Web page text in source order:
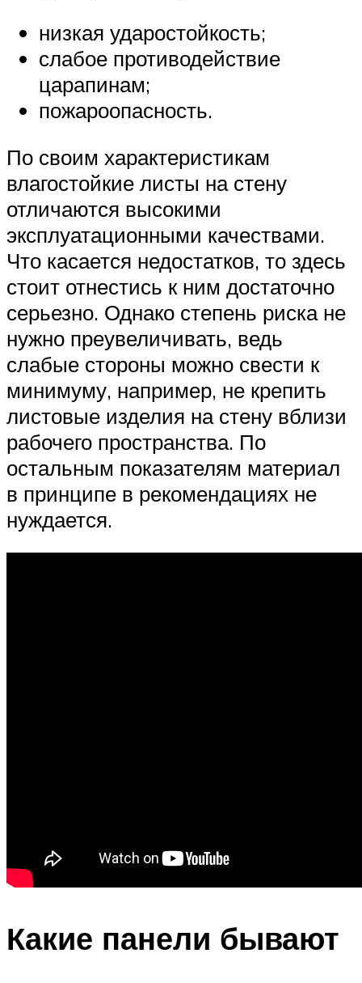
низкая ударостойкость;
слабое противодействие
царапинам;
пожароопасность.
По своим характеристикам
влагостойкие листы на стену
отличаются высокими
эксплуатационными качествами.
Что касается недостатков, то здесь
стоит отнестись к ним достаточно
серьезно. Однако степень риска не
нужно преувеличивать, ведь
слабые стороны можно свести к
минимуму, например, не крепить
листовые изделия на стену вблизи
рабочего пространства. По
остальным показателям материал
в принципе в рекомендациях не
нуждается.
Какие панели бывают